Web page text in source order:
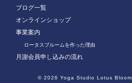
ブログ一覧
オンラインショップ
事業案内
ロータスブルームを作った理由
月謝会員申し込みの流れ
© 2026 Yoga Studio Lotus Bloom